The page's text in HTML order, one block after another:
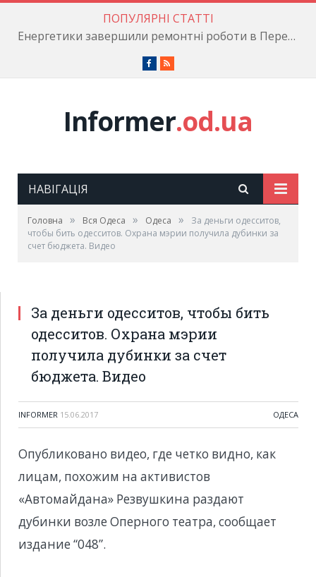
ПОПУЛЯРНІ СТАТТІ
Енергетики завершили ремонтні роботи в Пересипському районі
Facebook
RSS
Informer.od.ua
НАВІГАЦІЯ
Головна » Вся Одеса » Одеса »
За деньги одесситов,
чтобы бить одесситов. Охрана мэрии получила дубинки за
счет бюджета. Видео
За деньги одесситов, чтобы бить
одесситов. Охрана мэрии
получила дубинки за счет
бюджета. Видео
INFORMER 15.06.2017 ОДЕСА
Опубликовано видео, где четко видно, как
лицам, похожим на активистов
«Автомайдана» Резвушкина раздают
дубинки возле Оперного театра, сообщает
издание “048”.